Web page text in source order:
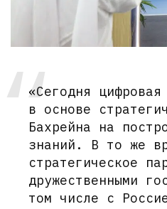
«Сегодня
в основе
Бахрейна на
знаний. В то же
стратегическое
дружественными
том числе с